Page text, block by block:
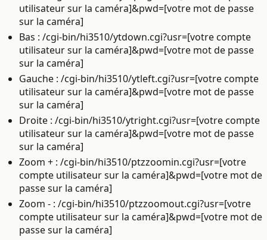
utilisateur sur la caméra]&pwd=[votre mot de passe
sur la caméra]
Bas : /cgi-bin/hi3510/ytdown.cgi?usr=[votre compte
utilisateur sur la caméra]&pwd=[votre mot de passe
sur la caméra]
Gauche : /cgi-bin/hi3510/ytleft.cgi?usr=[votre compte
utilisateur sur la caméra]&pwd=[votre mot de passe
sur la caméra]
Droite : /cgi-bin/hi3510/ytright.cgi?usr=[votre compte
utilisateur sur la caméra]&pwd=[votre mot de passe
sur la caméra]
Zoom + : /cgi-bin/hi3510/ptzzoomin.cgi?usr=[votre
compte utilisateur sur la caméra]&pwd=[votre mot de
passe sur la caméra]
Zoom - : /cgi-bin/hi3510/ptzzoomout.cgi?usr=[votre
compte utilisateur sur la caméra]&pwd=[votre mot de
passe sur la caméra]